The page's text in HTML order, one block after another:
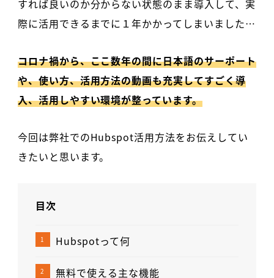
すれば良いのか分からない状態のまま導入して、実
際に活用できるまでに１年かかってしまいました…
コロナ禍から、ここ数年の間に日本語のサーポート
や、使い方、活用方法の動画も充実してすごく導
入、活用しやすい環境が整っています。
今回は弊社でのHubspot活用方法をお伝えしてい
きたいと思います。
目次
Hubspotって何
無料で使える主な機能